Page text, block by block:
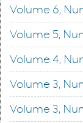
Volume 6,
Volume 5,
Volume 4,
Volume 3,
Volume 3,